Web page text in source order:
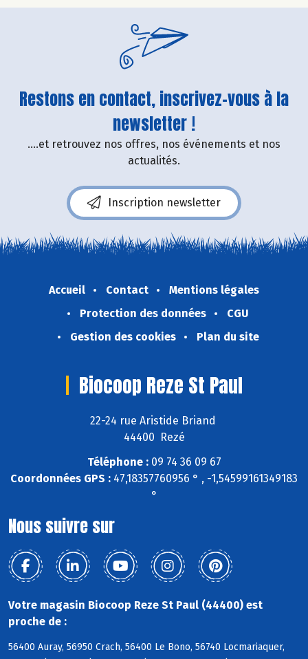
Restons en contact, inscrivez-vous à la
newsletter !
....et retrouvez nos offres, nos événements et nos
actualités.
Inscription newsletter
Accueil Contact
Mentions légales
Protection des données
CGU
Gestion des cookies
Plan du site
Biocoop Reze St Paul
22-24 rue Aristide Briand
44400 Rezé
Téléphone :09 74 36 09 67
Coordonnées GPS : 47,18357760956 ° , -1,54599161349183
°
Nous suivre sur
Votre magasin Biocoop Reze St Paul (44400) est
proche de :
56400 Auray, 56950 Crach, 56400 Le Bono, 56740 Locmariaquer,